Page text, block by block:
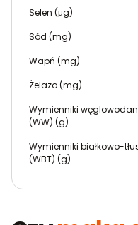
Selen (μg)
Sód (mg)
Wapń (mg)
Żelazo (mg)
Wymienniki
(WW) (g)
Wymienniki białkowo-
(WBT) (g)